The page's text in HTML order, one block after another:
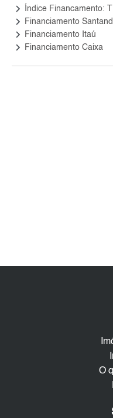
keyboard_arrow_right Índice Financamento:
keyboard_arrow_right Financiamento
keyboard_arrow_right Financiamento Itaú
keyboard_arrow_right Financiamento Caixa
O